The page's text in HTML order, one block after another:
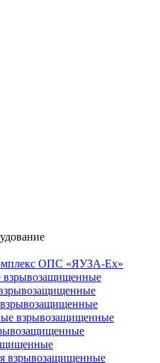
ОПС «ЯУЗА-Ех»
взрывозащищенные
взрывозащищенные
взрывозащищенные